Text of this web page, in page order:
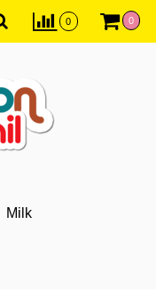
0 0
Milk